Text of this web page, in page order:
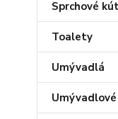
Sprchové
Toalety
Umývadlá